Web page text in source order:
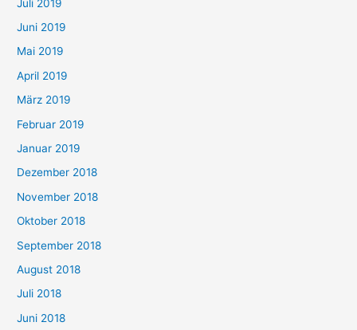
Juli 2019
Juni 2019
Mai 2019
April 2019
März 2019
Februar 2019
Januar 2019
Dezember 2018
November 2018
Oktober 2018
September 2018
August 2018
Juli 2018
Juni 2018